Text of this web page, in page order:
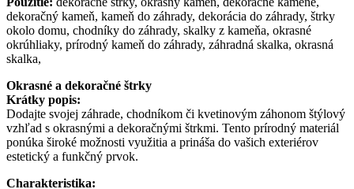
dekoračný kameň, kameň do záhrady, dekorácia do záhrady, štrky
okolo domu, chodníky do záhrady, skalky z kameňa, okrasné
okrúhliaky, prírodný kameň do záhrady, záhradná skalka, okrasná
skalka,
Okrasné a dekoračné štrky
Krátky popis:
Dodajte svojej záhrade, chodníkom či kvetinovým záhonom štýlový
vzhľad s okrasnými a dekoračnými štrkmi. Tento prírodný materiál
ponúka široké možnosti využitia a prináša do vašich exteriérov
estetický a funkčný prvok.
Charakteristika: